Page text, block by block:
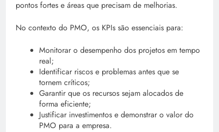
pontos fortes e áreas que precisam de melhorias.
No contexto do PMO, os KPIs são essenciais para:
Monitorar o desempenho dos projetos em tempo
real;
Identificar riscos e problemas antes que se
tornem críticos;
Garantir que os recursos sejam alocados de
forma eficiente;
Justificar investimentos e demonstrar o valor do
PMO para a empresa.